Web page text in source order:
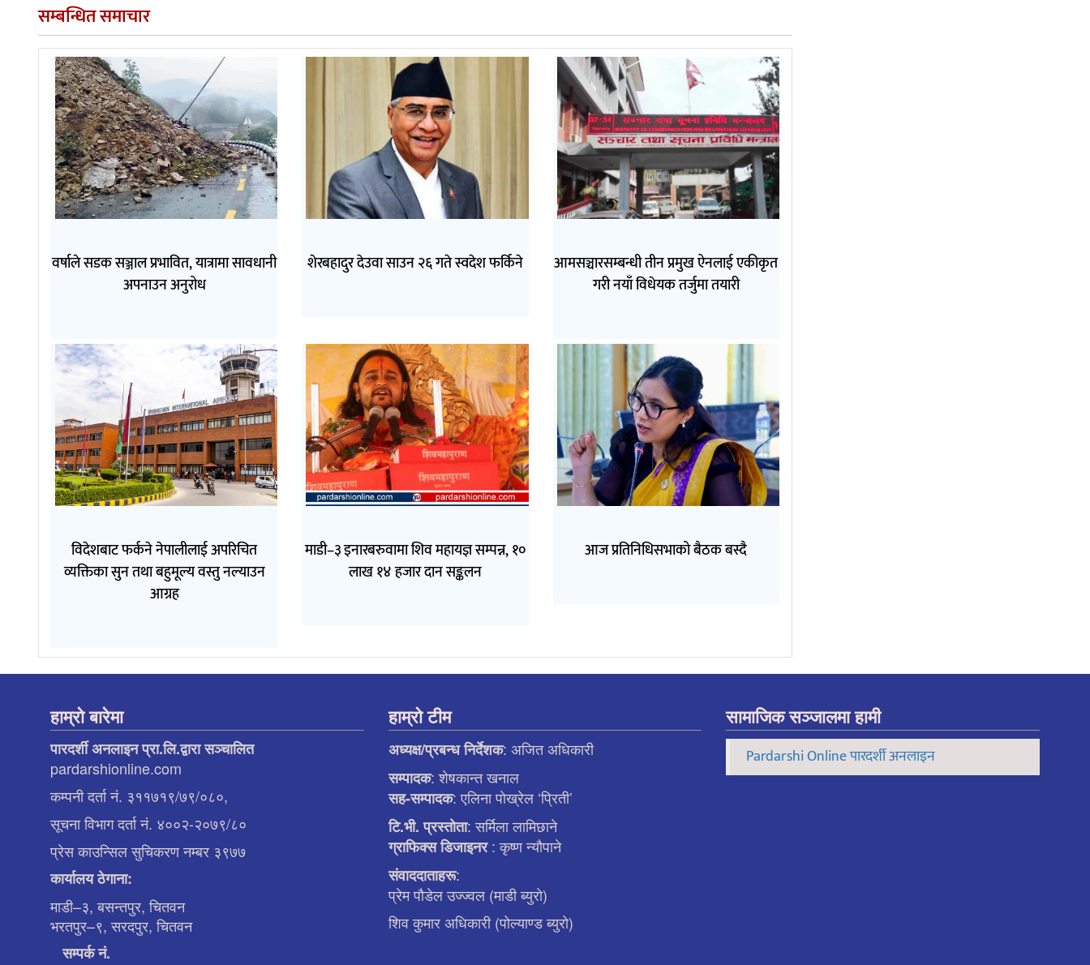
सम्बन्धित समाचार
वर्षाले सडक सञ्जाल प्रभावित, यात्रामा सावधानी
अपनाउन अनुरोध
शेरबहादुर देउवा साउन २६ गते स्वदेश फर्किने
आमसञ्चारसम्बन्धी तीन प्रमुख ऐनलाई एकीकृत
गरी नयाँ विधेयक तर्जुमा तयारी
विदेशबाट फर्कने नेपालीलाई अपरिचित
व्यक्तिका सुन तथा बहुमूल्य वस्तु नल्याउन
आग्रह
माडी–३ इनारबरुवामा शिव महायज्ञ सम्पन्न, १०
लाख १४ हजार दान सङ्कलन
आज प्रतिनिधिसभाको बैठक बस्दै
हाम्रो बारेमा
पारदर्शी अनलाइन प्रा.लि.द्वारा सञ्चालित
pardarshionline.com
कम्पनी दर्ता नं. ३११७१९/७९/०८०,
सूचना विभाग दर्ता नं. ४००२-२०७९/८०
प्रेस काउन्सिल सुचिकरण नम्बर ३९७७
कार्यालय ठेगाना:
माडी–३, बसन्तपुर, चितवन
भरतपुर–९, सरदपुर, चितवन
सम्पर्क नं.
हाम्रो टीम
अध्यक्ष/प्रबन्ध निर्देशक: अजित अधिकारी
सम्पादक: शेषकान्त खनाल
सह-सम्पादक: एलिना पाेख्रेल ‘प्रिती’
टि.भी. प्रस्ताेता: सर्मिला लामिछाने
ग्राफिक्स डिजाइनर: कृष्ण न्याैपाने
संवाददाताहरू:
प्रेम पौडेल उज्ज्वल (माडी ब्युरो)
शिव कुमार अधिकारी (पोल्याण्ड ब्युरो)
सामाजिक सञ्जालमा हामी
Pardarshi Online पारदर्शी अनलाइन